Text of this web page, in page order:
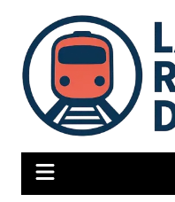
contenido